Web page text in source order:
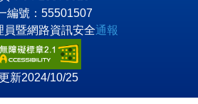
編號：55501507
員暨網路資訊安全通報
新2024/10/25